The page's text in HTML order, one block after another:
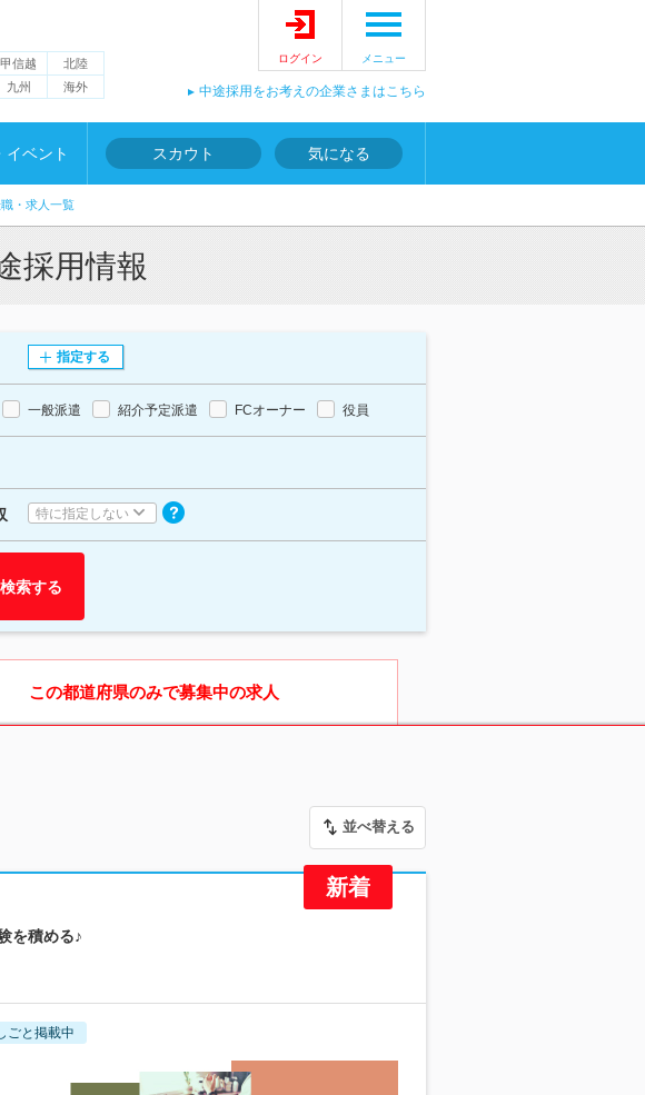
甲信越
北陸
九州 海外
ログイン メニュー
中途採用をお考えの企業さまはこちら
イベント スカウト 気になる
・求人一覧
採用情報
指定する
一般派遣 紹介予定派遣 FCオーナー 役員
特に指定しない
索する
この都道府県のみで募集中の求人
並べ替える
を積める♪
ごと掲載中